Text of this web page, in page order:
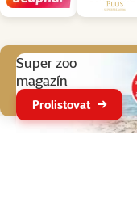
Super zoo
magazín
Prolistovat
Produkty v kategorii